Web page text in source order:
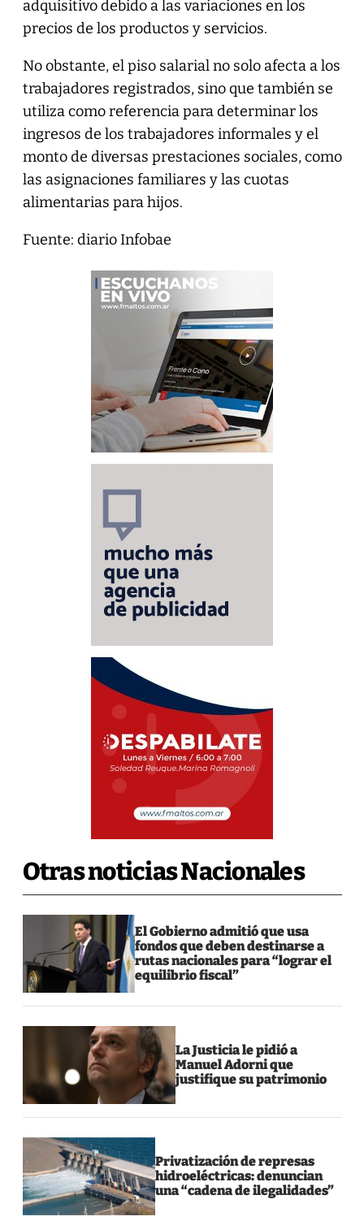
adquisitivo debido a las variaciones en los
precios de los productos y servicios.
No obstante, el piso salarial no solo afecta a los
trabajadores registrados, sino que también se
utiliza como referencia para determinar los
ingresos de los trabajadores informales y el
monto de diversas prestaciones sociales, como
las asignaciones familiares y las cuotas
alimentarias para hijos.
Fuente: diario Infobae
Otras noticias Nacionales
El Gobierno admitió que usa
fondos que deben destinarse a
rutas nacionales para “lograr el
equilibrio fiscal”
La Justicia le pidió a
Manuel Adorni que
justifique su patrimonio
Privatización de represas
hidroeléctricas: denuncian
una “cadena de ilegalidades”